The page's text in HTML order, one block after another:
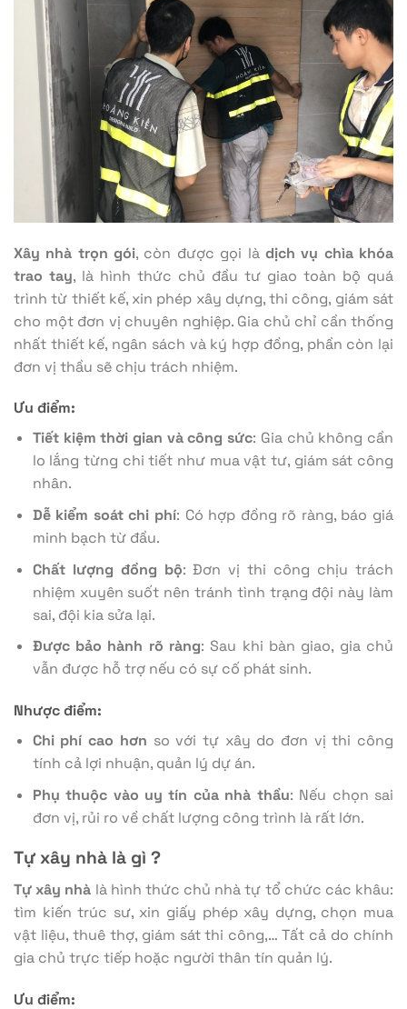
Xây nhà trọn gói, còn được gọi là dịch vụ chìa khóa
trao tay, là hình thức chủ đầu tư giao toàn bộ quá
trình từ thiết kế, xin phép xây dựng, thi công, giám sát
cho một đơn vị chuyên nghiệp. Gia chủ chỉ cần thống
nhất thiết kế, ngân sách và ký hợp đồng, phần còn lại
đơn vị thầu sẽ chịu trách nhiệm.
Ưu điểm:
Tiết kiệm thời gian và công sức: Gia chủ không cần
lo lắng từng chi tiết như mua vật tư, giám sát công
nhân.
Dễ kiểm soát chi phí: Có hợp đồng rõ ràng, báo giá
minh bạch từ đầu.
Chất lượng đồng bộ: Đơn vị thi công chịu trách
nhiệm xuyên suốt nên tránh tình trạng đội này làm
sai, đội kia sửa lại.
Được bảo hành rõ ràng: Sau khi bàn giao, gia chủ
vẫn được hỗ trợ nếu có sự cố phát sinh.
Nhược điểm:
Chi phí cao hơn so với tự xây do đơn vị thi công
tính cả lợi nhuận, quản lý dự án.
Phụ thuộc vào uy tín của nhà thầu: Nếu chọn sai
đơn vị, rủi ro về chất lượng công trình là rất lớn.
Tự xây nhà là gì ?
Tự xây nhà là hình thức chủ nhà tự tổ chức các khâu:
tìm kiến trúc sư, xin giấy phép xây dựng, chọn mua
vật liệu, thuê thợ, giám sát thi công,… Tất cả do chính
gia chủ trực tiếp hoặc người thân tín quản lý.
Ưu điểm: